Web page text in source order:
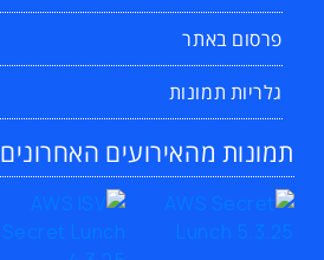
פרסום באתר
גלריות תמונות
תמונות מהאירועים האחרונים